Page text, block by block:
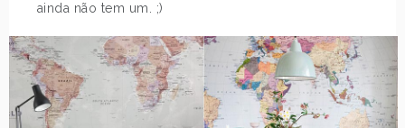
ainda não tem um. ;)